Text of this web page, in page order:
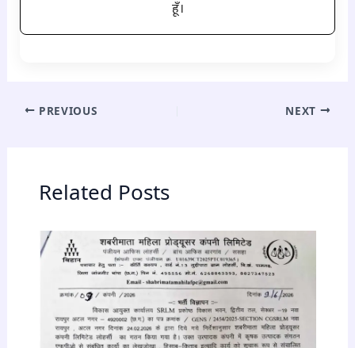
हूँ।
PREVIOUS NEXT
Related Posts